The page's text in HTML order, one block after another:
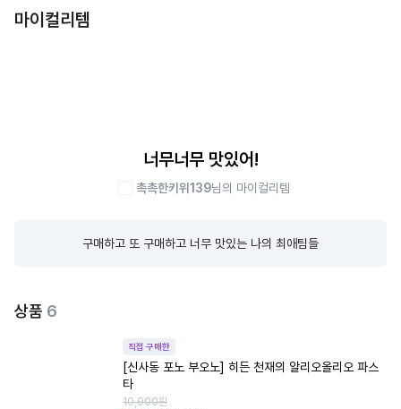
마이컬리템
너무너무 맛있어!
촉촉한키위139님의 마이컬리템
구매하고 또 구매하고 너무 맛있는 나의 최애팀들
상품 6
직접 구매한
[신사동 포노 부오노] 히든 천재의 알리오올리오 파스
타
10,900원